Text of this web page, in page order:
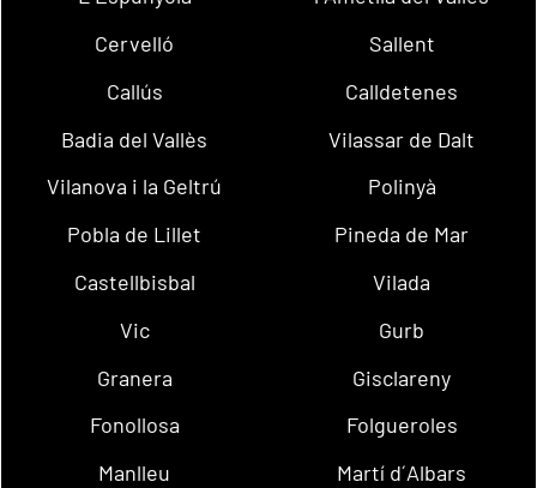
Cervelló
Sallent
Callús
Calldetenes
Badia del Vallès
Vilassar de Dalt
Vilanova i la Geltrú
Polinyà
Pobla de Lillet
Pineda de Mar
Castellbisbal
Vilada
Vic
Gurb
Granera
Gisclareny
Fonollosa
Folgueroles
Manlleu
Martí d´Albars